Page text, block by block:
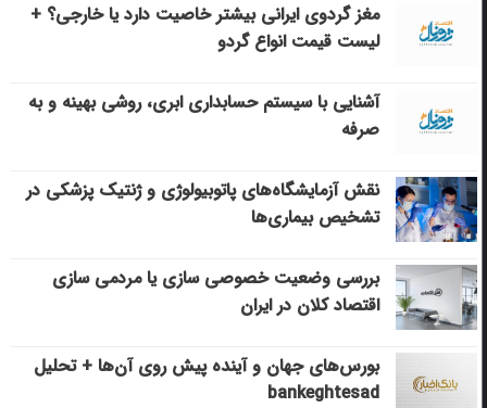
مغز گردوی ایرانی بیشتر خاصیت دارد یا خارجی؟ +
لیست قیمت انواع گردو
آشنایی با سیستم حسابداری ابری، روشی بهینه و به
صرفه
نقش آزمایشگاه‌های پاتوبیولوژی و ژنتیک پزشکی در
تشخیص بیماری‌ها
بررسی وضعیت خصوصی سازی یا مردمی سازی
اقتصاد کلان در ایران
بورس‌های جهان و آینده پیش روی آن‌ها + تحلیل
bankeghtesad